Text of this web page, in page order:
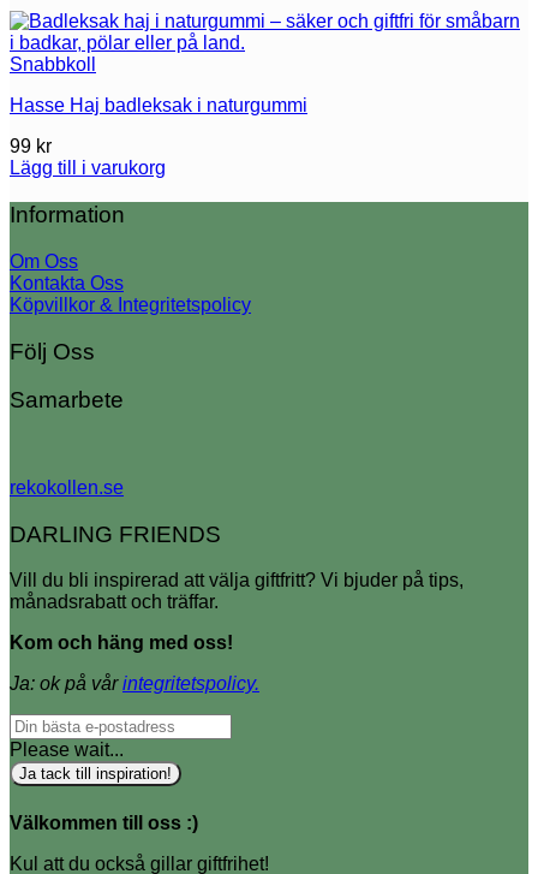
Snabbkoll
Hasse Haj badleksak i naturgummi
99 kr
Lägg till i varukorg
Information
Om Oss
Kontakta Oss
Köpvillkor & Integritetspolicy
Följ Oss
Samarbete
rekokollen.se
DARLING FRIENDS
Vill du bli inspirerad att välja giftfritt? Vi bjuder på tips,
månadsrabatt och träffar.
Kom och häng med oss!
Ja: ok på vårintegritetspolicy.
Please wait...
Ja tack till inspiration!
Välkommen till oss :)
Kul att du också gillar giftfrihet!